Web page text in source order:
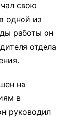
свою
одной из
работы он
отдела
на
в
руководил